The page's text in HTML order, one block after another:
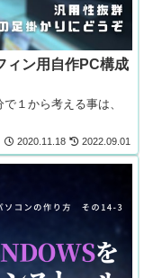
ィン用自作PC構成
１から考える事は、
2020.11.18 2022.09.01